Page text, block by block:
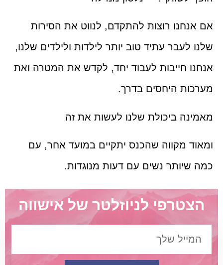
אם אנחנו רוצות להתקדם, לנווט את הסירות
שלנו לעבר עתיד טוב יותר לילדות ולילדים שלנו,
אנחנו חייבות לעבוד יחד, לקדש את המטרה ואת
מערכות היחסים בדרך.
מאמינה ביכולת שלנו לעשות את זה
ומאוד מקווה שהכנס יתקיים במועד אחר, עם
כמה שיותר נשים עם דעות מנוגדות.
הצטרפי לניוזלטר של אישווה